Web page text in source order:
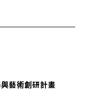
藝術創研計畫